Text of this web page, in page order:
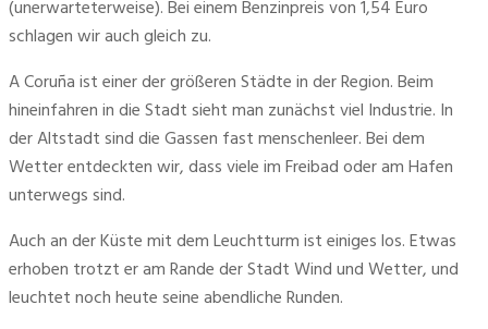
(unerwarteterweise). Bei einem Benzinpreis von 1,54 Euro
schlagen wir auch gleich zu.
A Coruña ist einer der größeren Städte in der Region. Beim
hineinfahren in die Stadt sieht man zunächst viel Industrie. In
der Altstadt sind die Gassen fast menschenleer. Bei dem
Wetter entdeckten wir, dass viele im Freibad oder am Hafen
unterwegs sind.
Auch an der Küste mit dem Leuchtturm ist einiges los. Etwas
erhoben trotzt er am Rande der Stadt Wind und Wetter, und
leuchtet noch heute seine abendliche Runden.